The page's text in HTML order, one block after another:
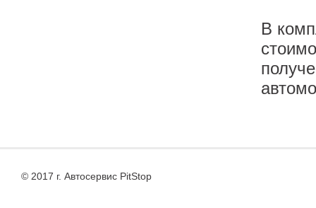
В
© 2017 г. Автосервис PitStop